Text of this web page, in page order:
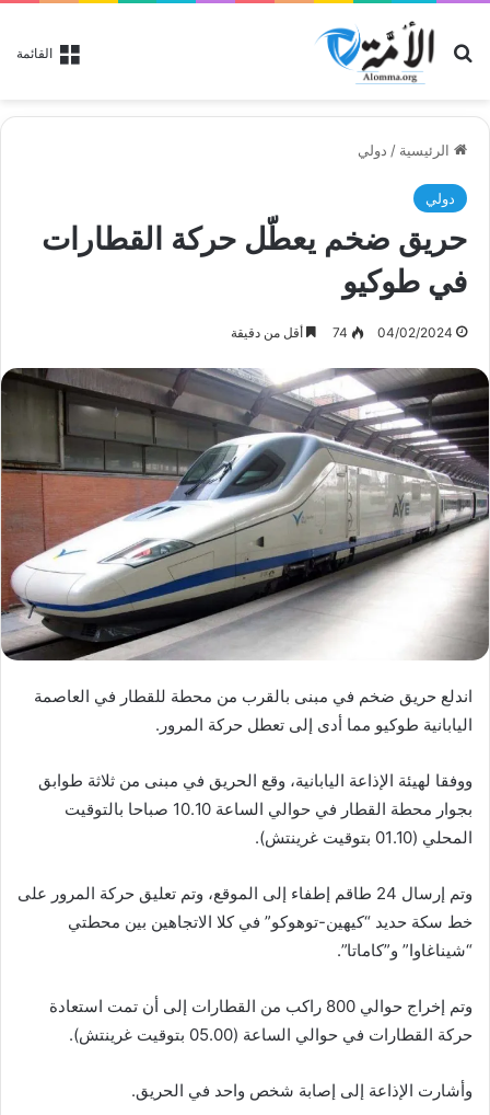
القائمة بحث عن
الرئيسية / دولي
دولي
حريق ضخم يعطّل حركة القطارات
في طوكيو
04/02/2024
74 أقل من دقيقة
اندلع حريق ضخم في مبنى بالقرب من محطة للقطار في العاصمة
اليابانية طوكيو مما أدى إلى تعطل حركة المرور.
ووفقا لهيئة الإذاعة اليابانية، وقع الحريق في مبنى من ثلاثة طوابق
بجوار محطة القطار في حوالي الساعة 10.10 صباحا بالتوقيت
المحلي (01.10 بتوقيت غرينتش).
وتم إرسال 24 طاقم إطفاء إلى الموقع، وتم تعليق حركة المرور على
خط سكة حديد “كيهين-توهوكو” في كلا الاتجاهين بين محطتي
“شيناغاوا” و”كاماتا”.
وتم إخراج حوالي 800 راكب من القطارات إلى أن تمت استعادة
حركة القطارات في حوالي الساعة (05.00 بتوقيت غرينتش).
وأشارت الإذاعة إلى إصابة شخص واحد في الحريق.